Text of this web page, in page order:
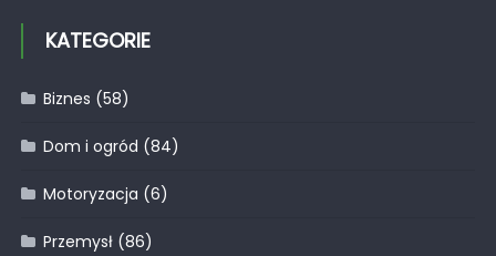
KATEGORIE
Biznes (58)
Dom i ogród (84)
Motoryzacja (6)
Przemysł(86)